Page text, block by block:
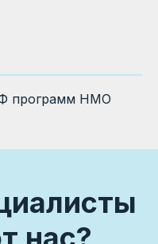
программ НМО